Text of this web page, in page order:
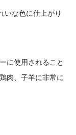
いな色に仕上がり
に使用されること
肉、子羊に非常に